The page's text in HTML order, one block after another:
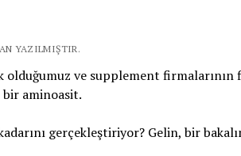
YAZILMIŞTIR.
olduğumuz ve supplement
aminoasit.
gerçekleştiriyor? Gelin, bir